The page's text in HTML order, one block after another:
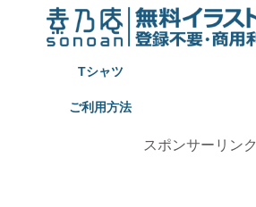
Tシャツ
ご利用方法
スポンサーリンク